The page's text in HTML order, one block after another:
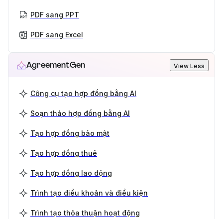
PDF sang PPT
PDF sang Excel
AgreementGen View Less
Công cụ tạo hợp đồng bằng AI
Soạn thảo hợp đồng bằng AI
Tạo hợp đồng bảo mật
Tạo hợp đồng thuê
Tạo hợp đồng lao động
Trình tạo điều khoản và điều kiện
Trình tạo thỏa thuận hoạt động